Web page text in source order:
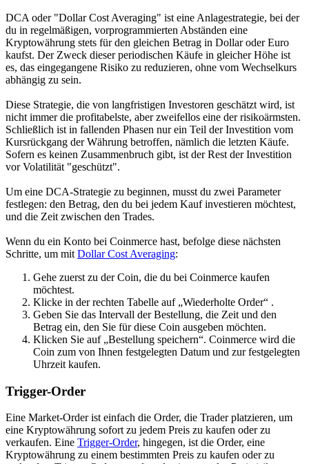
DCA oder "Dollar Cost Averaging" ist eine Anlagestrategie, bei der
du in regelmäßigen, vorprogrammierten Abständen eine
Kryptowährung stets für den gleichen Betrag in Dollar oder Euro
kaufst. Der Zweck dieser periodischen Käufe in gleicher Höhe ist
es, das eingegangene Risiko zu reduzieren, ohne vom Wechselkurs
abhängig zu sein.
Diese Strategie, die von langfristigen Investoren geschätzt wird, ist
nicht immer die profitabelste, aber zweifellos eine der risikoärmsten.
Schließlich ist in fallenden Phasen nur ein Teil der Investition vom
Kursrückgang der Währung betroffen, nämlich die letzten Käufe.
Sofern es keinen Zusammenbruch gibt, ist der Rest der Investition
vor Volatilität "geschützt".
Um eine DCA-Strategie zu beginnen, musst du zwei Parameter
festlegen: den Betrag, den du bei jedem Kauf investieren möchtest,
und die Zeit zwischen den Trades.
Wenn du ein Konto bei Coinmerce hast, befolge diese nächsten
Schritte, um mit Dollar Cost Averaging:
Gehe zuerst zu der Coin, die du bei Coinmerce kaufen
möchtest.
Klicke in der rechten Tabelle auf „Wiederholte Order“ .
Geben Sie das Intervall der Bestellung, die Zeit und den
Betrag ein, den Sie für diese Coin ausgeben möchten.
Klicken Sie auf „Bestellung speichern“. Coinmerce wird die
Coin zum von Ihnen festgelegten Datum und zur festgelegten
Uhrzeit kaufen.
Trigger-Order
Eine Market-Order ist einfach die Order, die Trader platzieren, um
eine Kryptowährung sofort zu jedem Preis zu kaufen oder zu
verkaufen. Eine Trigger-Order, hingegen, ist die Order, eine
Kryptowährung zu einem bestimmten Preis zu kaufen oder zu